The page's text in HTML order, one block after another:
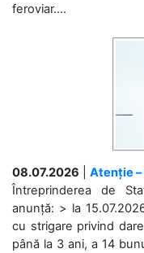
feroviar....
08.07.2026
Atenție
Întreprinderea de
anunță: > la
cu strigare privind
până la 3 ani, a 14